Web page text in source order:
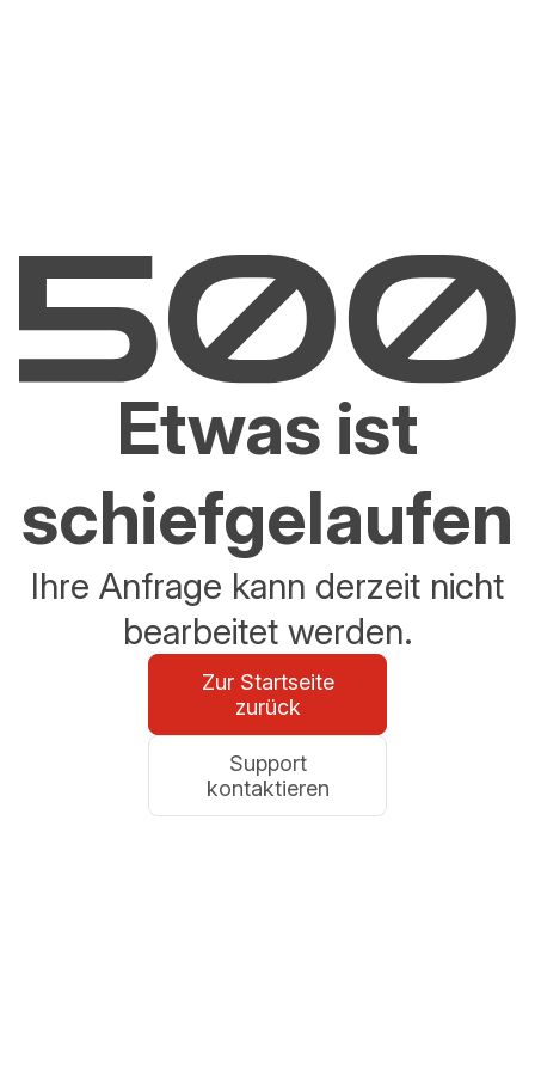
Etwas ist
schiefgelaufen
Ihre Anfrage kann derzeit nicht
bearbeitet werden.
Zur Startseite
zurück
Support
kontaktieren